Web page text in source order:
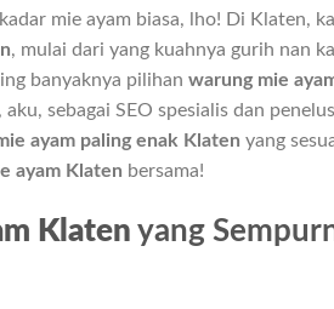
mie ayam biasa, lho! Di Klaten,
, mulai dari yang kuahnya gurih nan
banyaknya pilihan warung mie
aku, sebagai SEO spesialis dan
ayam paling enak Klaten yang
ayam Klaten bersama!
Klaten yang